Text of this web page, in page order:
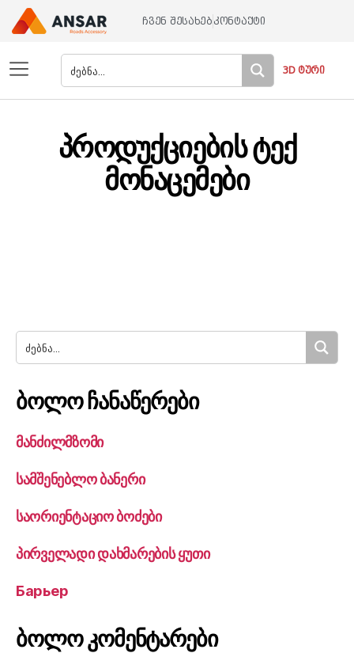
ჩვენ შესახებ კონტაქტი
3D ტური
პროდუქციების ტექ
მონაცემები
ბოლო ჩანაწერები
მანძილმზომი
სამშენებლო ბანერი
საორიენტაციო ბოძები
პირველადი დახმარების ყუთი
Барьер
ბოლო კომენტარები